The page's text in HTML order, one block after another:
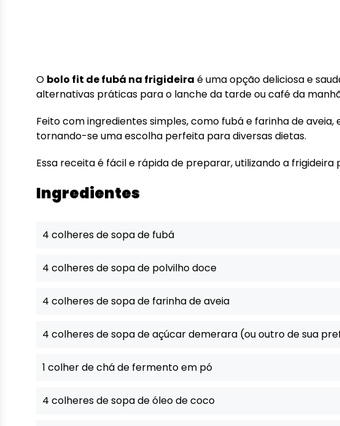
O bolo fit de fubá na frigideira é uma opção deliciosa e
alternativas práticas para o lanche da tarde ou café da
Feito com ingredientes simples, como fubá e farinha de
tornando-se uma escolha perfeita para diversas dietas.
Essa receita é fácil e rápida de preparar, utilizando a
Ingredientes
4 colheres de sopa de fubá
4 colheres de sopa de polvilho doce
4 colheres de sopa de farinha de aveia
4 colheres de sopa de açúcar demerara (ou outro de sua
1 colher de chá de fermento em pó
4 colheres de sopa de óleo de coco